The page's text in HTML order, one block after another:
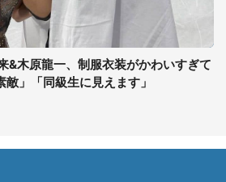
&木原龍一、制服衣装がかわいすぎて
」「同級生に見えます」